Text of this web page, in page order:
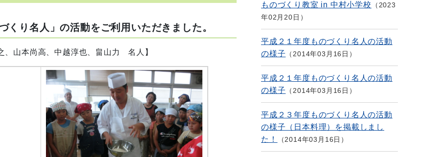
くり名人」の活動をご利用いただきました。
山本尚高、中越淳也、畠山力 名人】
ものづくり教室 in 中村小学校
2023
年02月20日
平成２１年度ものづくり名人の活動
の様子
2014年03月16日
平成２１年度ものづくり名人の活動
の様子
2014年03月16日
平成２３年度ものづくり名人の活動
の様子（日本料理）を掲載しまし
た！
2014年03月16日